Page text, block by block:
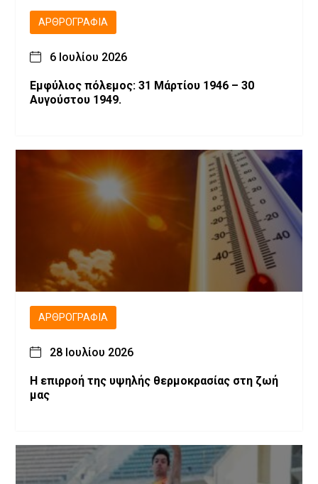
ΑΡΘΡΟΓΡΑΦΊΑ
6 Ιουλίου 2026
Εμφύλιος πόλεμος: 31 Μάρτίου 1946 – 30
Αυγούστου 1949.
ΑΡΘΡΟΓΡΑΦΊΑ
28 Ιουλίου 2026
Η επιρροή της υψηλής θερμοκρασίας στη ζωή
μας